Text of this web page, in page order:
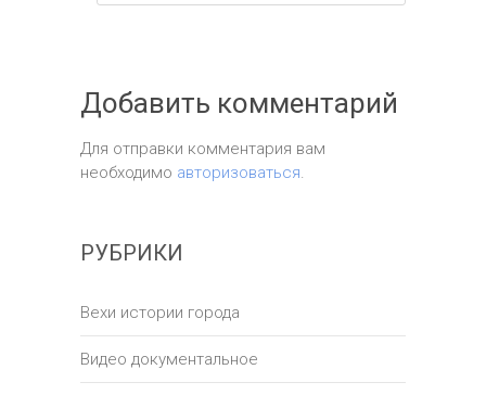
Добавить комментарий
Для отправки комментария вам
необходимо авторизоваться.
РУБРИКИ
Вехи истории города
Видео документальное